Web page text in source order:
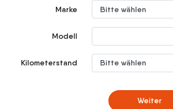
Marke
Modell
Kilometerstand
Weiter